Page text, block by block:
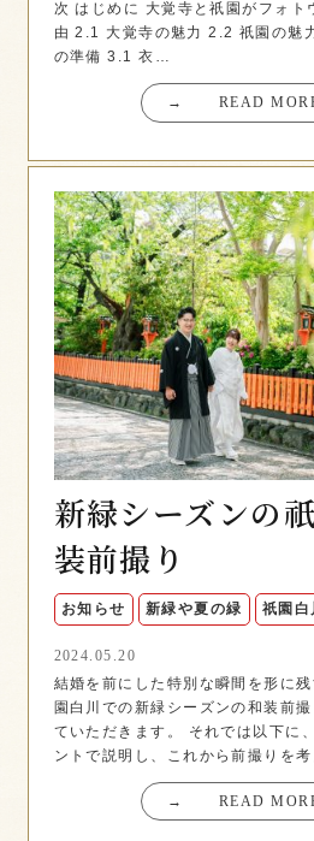
次 はじめに 大覚寺と祇園がフォト
由 2.1 大覚寺の魅力 2.2 祇園の魅
の準備 3.1 衣…
→ READ
新緑シーズンの
装前撮り
お知らせ 新緑や夏の緑 祇園白
2024.05.20
結婚を前にした特別な瞬間を形に
園白川での新緑シーズンの和装前
ていただきます。 それでは以下に
ントで説明し、これから前撮りを
→ READ